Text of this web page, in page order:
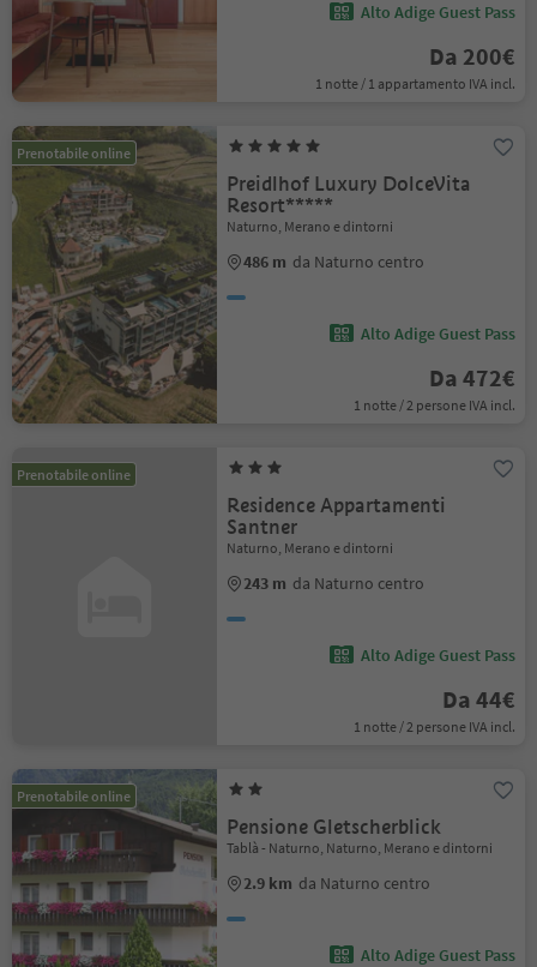
Alto Adige Guest Pass
Da 200€
1 notte / 1 appartamento IVA incl.
Prenotabile online
Preidlhof Luxury DolceVita
Resort*****
Naturno, Merano e dintorni
486 m da Naturno centro
Alto Adige Guest Pass
Da 472€
1 notte / 2 persone IVA incl.
Prenotabile online
Residence Appartamenti
Santner
Naturno, Merano e dintorni
243 m da Naturno centro
Alto Adige Guest Pass
Da 44€
1 notte / 2 persone IVA incl.
Prenotabile online
Pensione Gletscherblick
Tablà - Naturno, Naturno, Merano e dintorni
2.9 km da Naturno centro
Alto Adige Guest Pass